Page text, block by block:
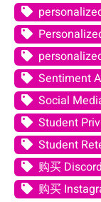
Sentiment
Social
Student
Student
购买
购买